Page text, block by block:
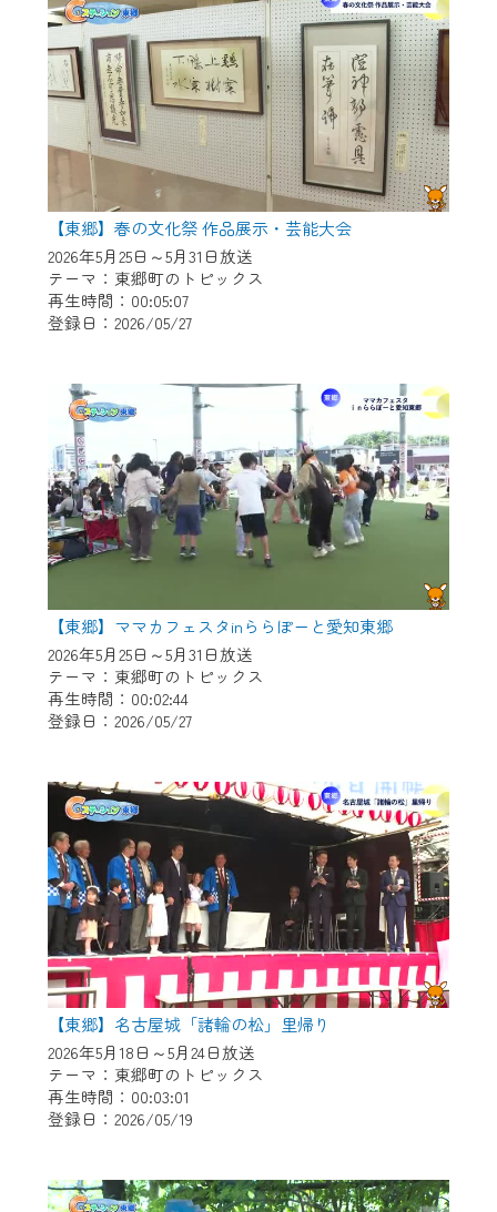
【東郷】春の文化祭 作品展示・芸能大会
2026年5月25日～5月31日放送
テーマ：東郷町のトピックス
再生時間：00:05:07
登録日：2026/05/27
【東郷】ママカフェスタinららぽーと愛知東郷
2026年5月25日～5月31日放送
テーマ：東郷町のトピックス
再生時間：00:02:44
登録日：2026/05/27
【東郷】名古屋城「諸輪の松」里帰り
2026年5月18日～5月24日放送
テーマ：東郷町のトピックス
再生時間：00:03:01
登録日：2026/05/19